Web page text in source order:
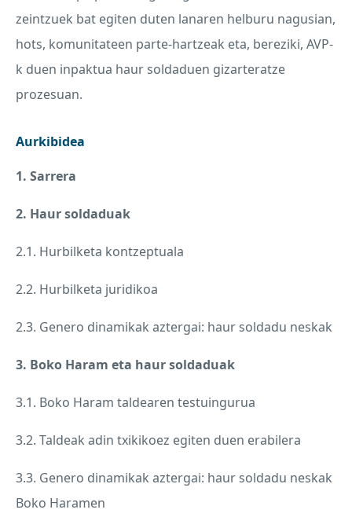
zeintzuek bat egiten duten lanaren helburu nagusian,
hots, komunitateen parte-hartzeak eta, bereziki, AVP-
k duen inpaktua haur soldaduen gizarteratze
prozesuan.
Aurkibidea
1. Sarrera
2. Haur soldaduak
2.1. Hurbilketa kontzeptuala
2.2. Hurbilketa juridikoa
2.3. Genero dinamikak aztergai: haur soldadu neskak
3. Boko Haram eta haur soldaduak
3.1. Boko Haram taldearen testuingurua
3.2. Taldeak adin txikikoez egiten duen erabilera
3.3. Genero dinamikak aztergai: haur soldadu neskak
Boko Haramen